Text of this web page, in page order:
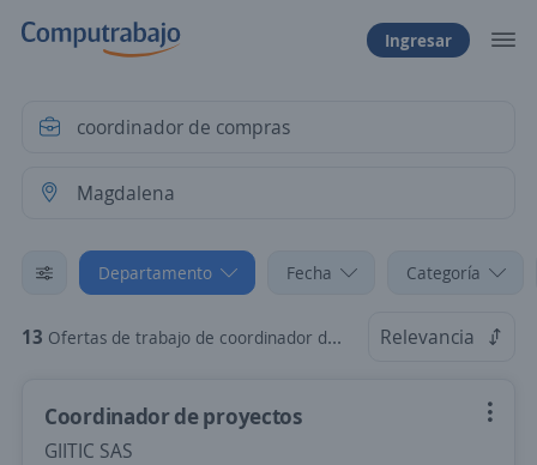
Ingresar
Departamento Fecha Categoría
13 Ofertas de trabajo de coordinador de compras en Magdalena Relevancia
Coordinador de proyectos
GIITIC SAS